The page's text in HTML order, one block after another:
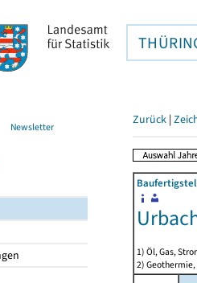
Newsletter Zurück |
1) Öl, Gas,
2)